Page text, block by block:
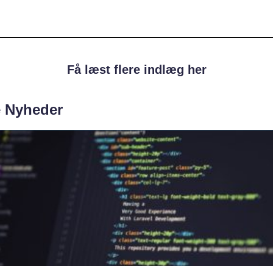
Få læst flere indlæg her
Nyheder